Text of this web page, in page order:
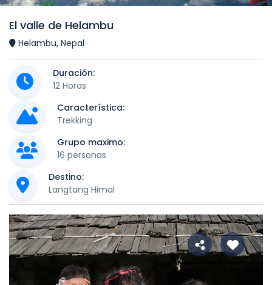
El valle de Helambu
Helambu, Nepal
Duración:
12 Horas
Característica:
Trekking
Grupo maximo:
16 personas
Destino:
Langtang Himal